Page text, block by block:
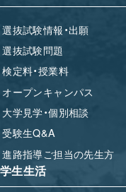
選抜試験情報・出願
選抜試験問題
検定料・授業料
オープンキャンパス
大学見学・個別相談
受験生Q&A
進路指導ご担当の先生方
学生生活